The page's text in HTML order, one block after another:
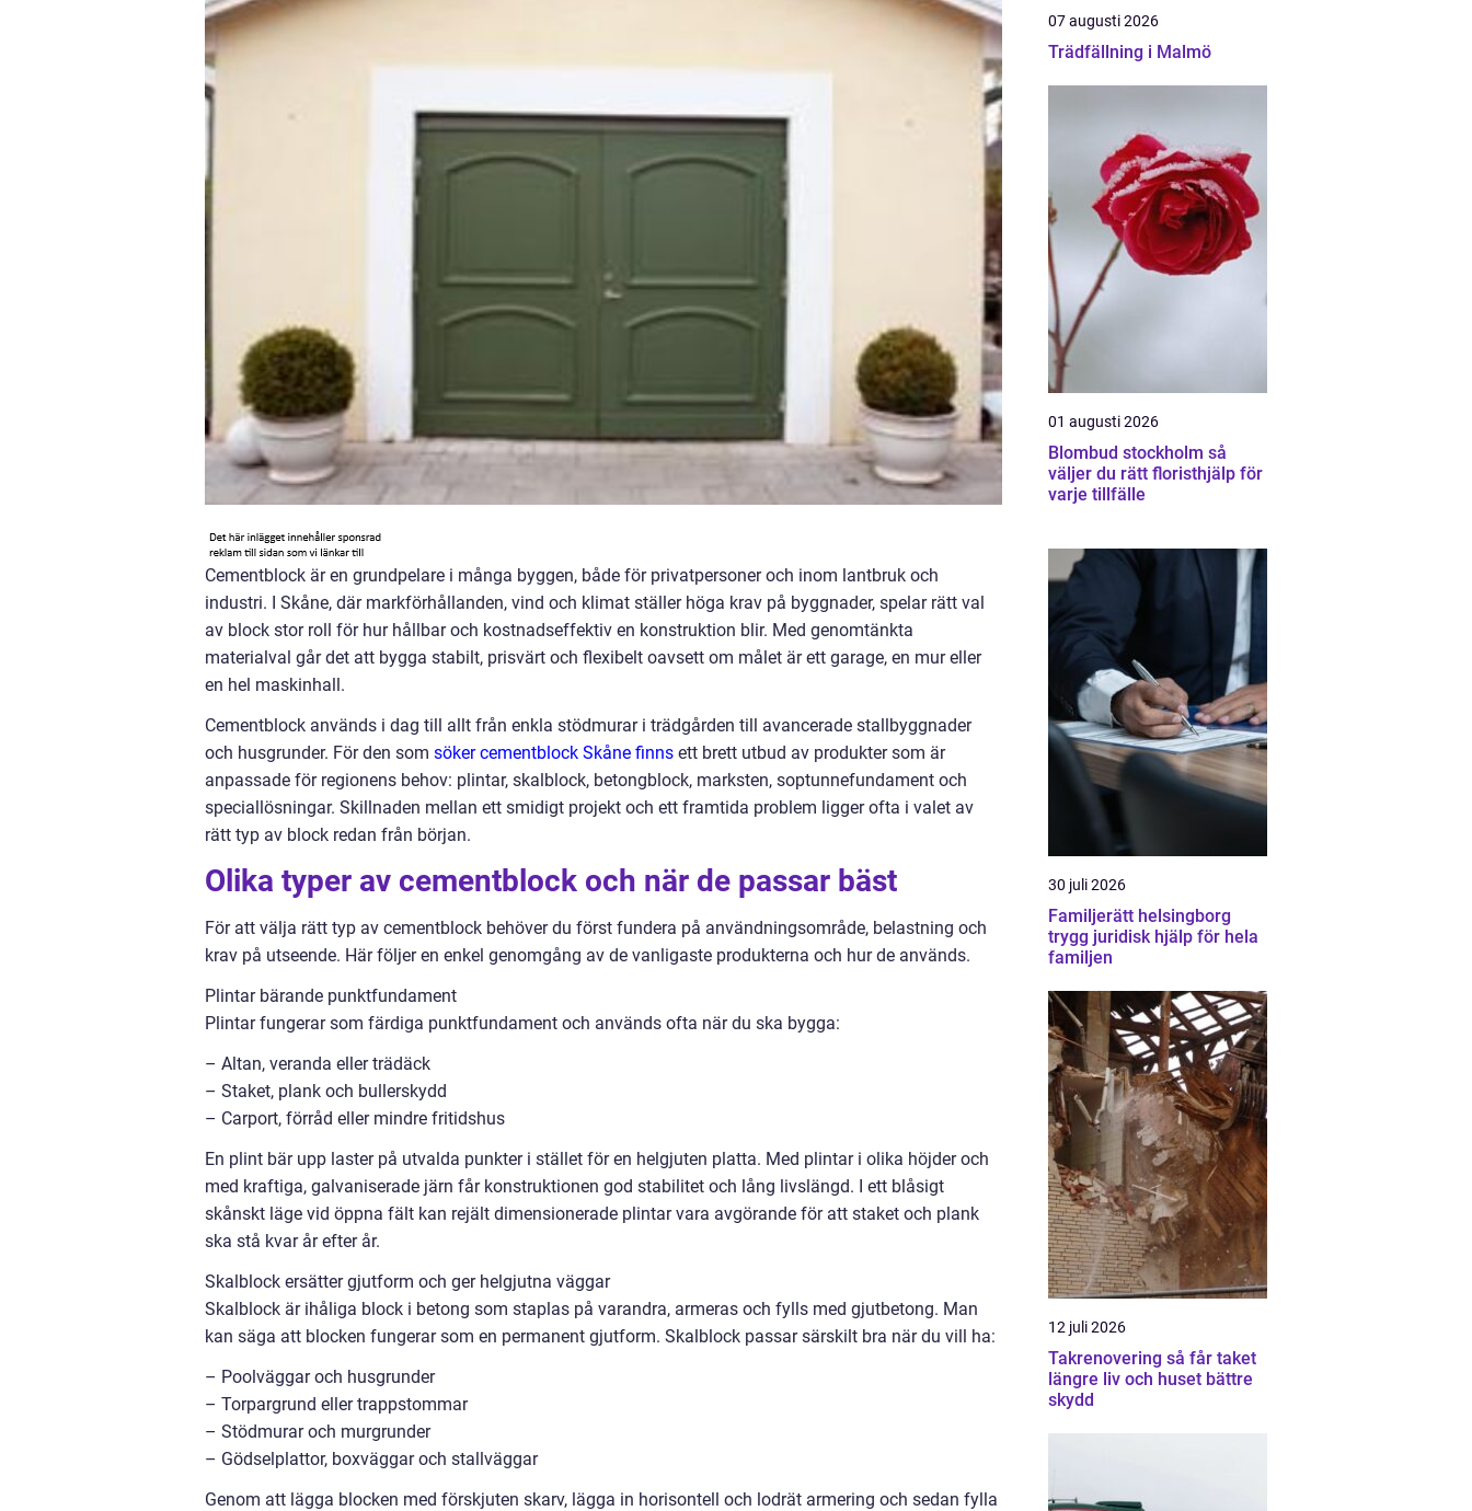
Cementblock är en grundpelare i många byggen, både för privatpersoner och inom lantbruk och
industri. I Skåne, där markförhållanden, vind och klimat ställer höga krav på byggnader, spelar rätt val
av block stor roll för hur hållbar och kostnadseffektiv en konstruktion blir. Med genomtänkta
materialval går det att bygga stabilt, prisvärt och flexibelt oavsett om målet är ett garage, en mur eller
en hel maskinhall.
Cementblock används i dag till allt från enkla stödmurar i trädgården till avancerade stallbyggnader
och husgrunder. För den som söker cementblock Skåne finns ett brett utbud av produkter som är
anpassade för regionens behov: plintar, skalblock, betongblock, marksten, soptunnefundament och
speciallösningar. Skillnaden mellan ett smidigt projekt och ett framtida problem ligger ofta i valet av
rätt typ av block redan från början.
Olika typer av cementblock och när de passar bäst
För att välja rätt typ av cementblock behöver du först fundera på användningsområde, belastning och
krav på utseende. Här följer en enkel genomgång av de vanligaste produkterna och hur de används.
Plintar bärande punktfundament
Plintar fungerar som färdiga punktfundament och används ofta när du ska bygga:
– Altan, veranda eller trädäck
– Staket, plank och bullerskydd
– Carport, förråd eller mindre fritidshus
En plint bär upp laster på utvalda punkter i stället för en helgjuten platta. Med plintar i olika höjder och
med kraftiga, galvaniserade järn får konstruktionen god stabilitet och lång livslängd. I ett blåsigt
skånskt läge vid öppna fält kan rejält dimensionerade plintar vara avgörande för att staket och plank
ska stå kvar år efter år.
Skalblock ersätter gjutform och ger helgjutna väggar
Skalblock är ihåliga block i betong som staplas på varandra, armeras och fylls med gjutbetong. Man
kan säga att blocken fungerar som en permanent gjutform. Skalblock passar särskilt bra när du vill ha:
– Poolväggar och husgrunder
– Torpargrund eller trappstommar
– Stödmurar och murgrunder
– Gödselplattor, boxväggar och stallväggar
Genom att lägga blocken med förskjuten skarv, lägga in horisontell och lodrät armering och sedan fylla
07 augusti 2026
Trädfällning i Malmö
01 augusti 2026
Blombud stockholm så
väljer du rätt floristhjälp för
varje tillfälle
30 juli 2026
Familjerätt helsingborg
trygg juridisk hjälp för hela
familjen
12 juli 2026
Takrenovering så får taket
längre liv och huset bättre
skydd